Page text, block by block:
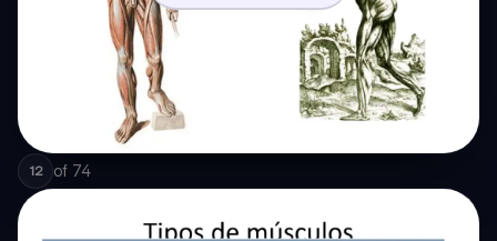
12 of 74